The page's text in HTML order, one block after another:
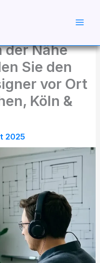
der Nähe
Sie den
vor Ort
Köln &
2025